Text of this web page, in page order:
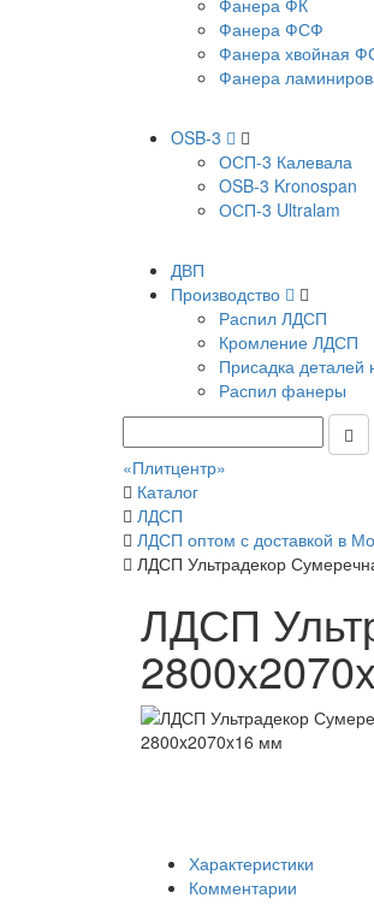
Фанера ФК
Фанера ФСФ
Фанера хвойная
Фанера
OSB-3
ОСП-3 Калевала
OSB-3 Kronospan
ОСП-3 Ultralam
ДВП
Производство
Распил ЛДСП
Кромление ЛДСП
Присадка
Распил фанеры
«Плитцентр»
Каталог
ЛДСП
ЛДСП оптом с доставкой в
ЛДСП Ультрадекор
ЛДСП
Характеристики
Комментарии